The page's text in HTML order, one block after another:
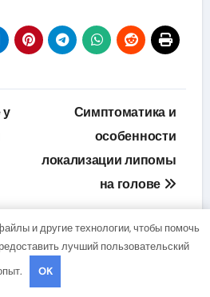
у
Симптоматика и
особенности
локализации липомы
на голове
и другие технологии, чтобы помочь
лучший пользовательский
OK